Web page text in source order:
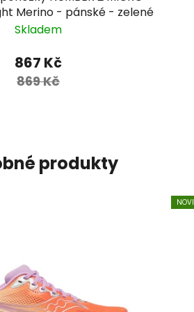
Merino - pánské - zelené
Skladem
867 Kč
869 Kč
produkty